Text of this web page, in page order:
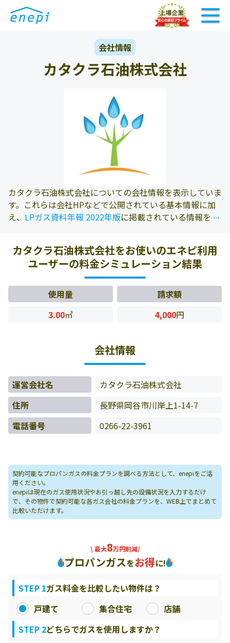
会社情報
カタクラ石油株式会社
カタクラ石油株式会社についての会社情報を表示していま
す。これらは会社HPなどで公開されている基本情報に加
え、 LPガス資料年報 2022年版に掲載されている情報を参
...
...
カタクラ石油株式会社をお使いのエネピ利用
ユーザーの料金シミュレーション結果
使用量
請求額
3.00㎥ 4,000円
会社情報
運営会社名
カタクラ石油株式会社
住所
長野県岡谷市川岸上1-14-7
電話番号
0266-22-3961
契約可能なプロパンガスの料金プランを調べる方法として、enepiをご活
用ください。
enepiは現在のガス使用状況やお引っ越し先の設備状況を入力するだけ
で、その物件で契約可能な各ガス会社の料金プランを、WEB上でまとめて
比較いただけます。
\ 最大8万円削減/
プロパンガスをお得に!
STEP 1ガス料金を比較したい物件は？
戸建て
集合住宅
店舗
STEP 2どちらでガスを使用しますか？